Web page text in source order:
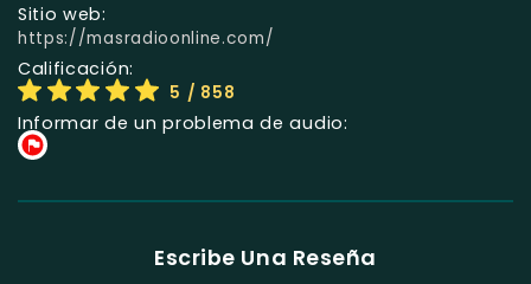
Sitio web:
https://masradioonline.com/
Calificación:
5 / 858
Informar de un problema de audio:
Escribe Una Reseña